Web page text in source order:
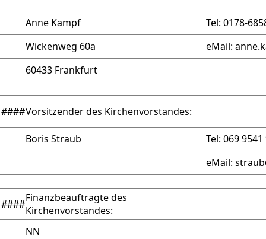
Anne Kampf
Tel: 0178-
Wickenweg 60a
eMail:
60433 Frankfurt
####Vorsitzender des Kirchenvorstandes:
Boris Straub
Tel: 069 9541
eMail:
####Finanzbeauftragte des
Kirchenvorstandes:
NN